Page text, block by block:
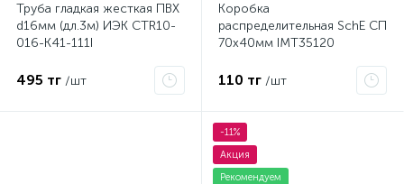
Труба гладкая жесткая ПВХ
d16мм (дл.3м) ИЭК CTR10-
016-K41-111I
495 тг /шт
Коробка
распределительная SchE СП
70х40мм IMT35120
110 тг /шт
-11%
Акция
Рекомендуем